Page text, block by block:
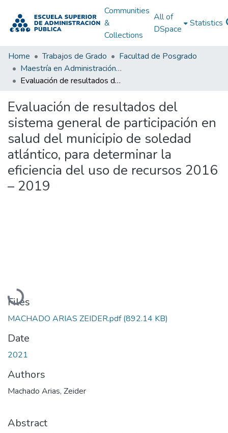
Communities
&
Collections
All of
DSpace
Statistics
Home Trabajos de Grado
Facultad de Posgrado
Maestría en Administración Pública
Evaluación de resultados del sistema general de participación en salud del municipio de soledad atlántico, para determinar la eficiencia del uso de recursos 2016 – 2019
Evaluación de resultados del
sistema general de participación en
salud del municipio de soledad
atlántico, para determinar la
eficiencia del uso de recursos 2016
– 2019
Loading...
Files
MACHADO ARIAS ZEIDER.pdf(892.14 KB)
Date
2021
Authors
Machado Arias, Zeider
Abstract